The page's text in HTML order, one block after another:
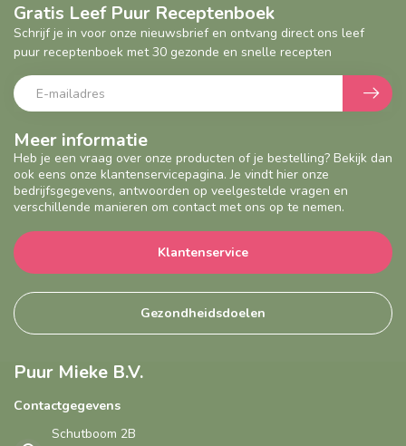
Meer informatie
Heb je een vraag over onze producten of je bestelling? Bekijk dan
ook eens onze klantenservicepagina. Je vindt hier onze
bedrijfsgegevens, antwoorden op veelgestelde vragen en
verschillende manieren om contact met ons op te nemen.
Klantenservice
Gezondheidsdoelen
Gratis Leef Puur Receptenboek
Schrijf je in voor onze nieuwsbrief en ontvang direct ons leef
puur receptenboek met 30 gezonde en snelle recepten
Puur Mieke B.V.
Contactgegevens
Schutboom 2B